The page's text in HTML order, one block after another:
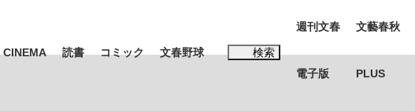
CINEMA 読書 コミック 文春野球 検索
週刊文春
電子版
文藝春秋
PLUS